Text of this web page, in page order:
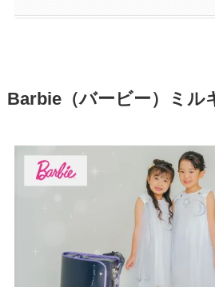
Barbie（バービー）ミル